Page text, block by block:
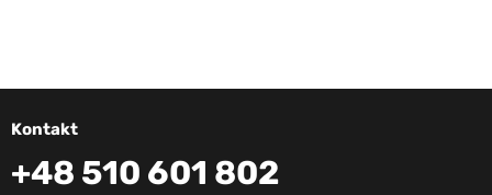
Kontakt
+48 510 601 802